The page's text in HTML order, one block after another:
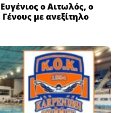
ο Αιτωλός, ο
με ανεξίτηλο